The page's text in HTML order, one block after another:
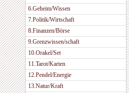
6.Geheim/Wissen
7.Politik/Wirtschaft
8.Finanzen/Börse
9.Grenzwissen/schaft
10.Orakel/Set
11.Tarot/Karten
12.Pendel/Energie
13.Natur/Kraft